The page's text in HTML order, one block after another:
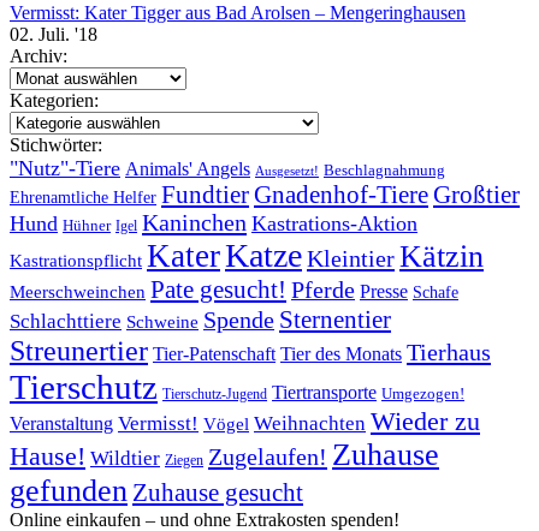
Vermisst: Kater Tigger aus Bad Arolsen – Mengeringhausen
02. Juli. '18
Archiv:
Archiv:
Kategorien:
Kategorien:
Stichwörter:
"Nutz"-Tiere Animals' Angels Ausgesetzt! Beschlagnahmung
Ehrenamtliche Helfer FundtierGnadenhof-TiereGroßtier
Hund Hühner Igel Kaninchen Kastrations-Aktion
Kastrationspflicht KaterKatzeKleintierKätzin
Meerschweinchen Pate gesucht! Pferde Presse Schafe
Schlachttiere Schweine Spende Sternentier
Streunertier Tier-Patenschaft Tier des Monats Tierhaus
Tierschutz Tierschutz-Jugend Tiertransporte Umgezogen!
Veranstaltung Vermisst! Vögel Weihnachten Wieder zu
Hause! Wildtier Ziegen Zugelaufen! Zuhause
gefunden Zuhause gesucht
Online einkaufen – ­und ohne Extrakosten spenden!